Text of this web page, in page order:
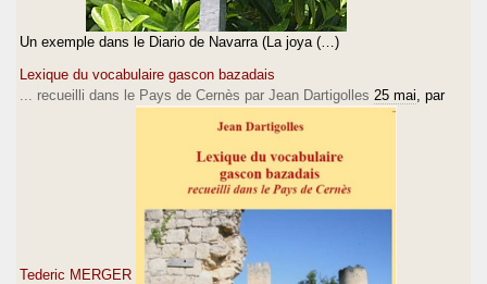
Un exemple dans le Diario de Navarra (La joya (…)
Lexique du vocabulaire gascon bazadais
... recueilli dans le Pays de Cernès par Jean Dartigolles 25 mai , par
Tederic MERGER